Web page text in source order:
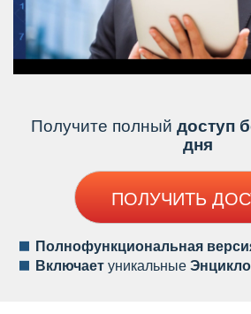
Получите полный доступ
дня
ПОЛУЧИТЬ
Полнофункциональная
ключаетуникальные